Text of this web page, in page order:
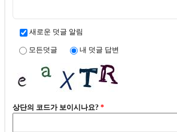
새로운 덧글 알림
모든덧글 내 덧글 답변
상단의 코드가 보이시나요? *